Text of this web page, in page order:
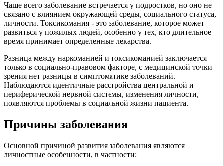
Чаще всего заболевание встречается у подростков, но оно не
связано с влиянием окружающей среды, социального статуса,
личности. Токсикомания - это заболевание, которое может
развиться у пожилых людей, особенно у тех, кто длительное
время принимает определенные лекарства.
Разница между наркоманией и токсикоманией заключается
только в социально-правовом факторе, с медицинской точки
зрения нет разницы в симптоматике заболеваний.
Наблюдаются идентичные расстройства центральной и
периферической нервной системы, изменения личности,
появляются проблемы в социальной жизни пациента.
Причины заболевания
Основной причиной развития заболевания являются
личностные особенности, в частности: